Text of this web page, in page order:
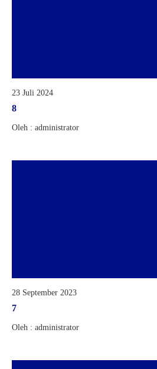
23 Juli 2024
8
Oleh : administrator
28 September 2023
7
Oleh : administrator